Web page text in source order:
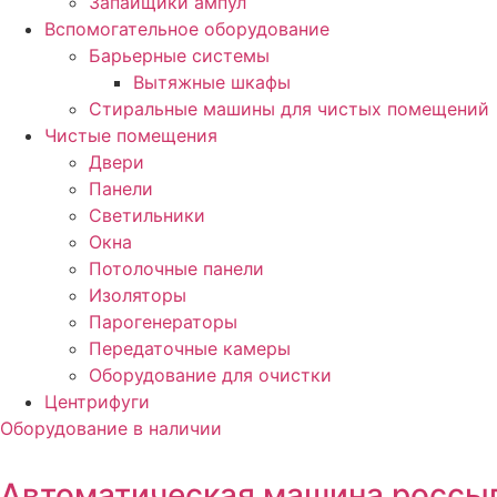
Вспомогательное оборудование
Барьерные системы
Вытяжные шкафы
Стиральные машины для чистых помещений
Чистые помещения
Двери
Панели
Светильники
Окна
Потолочные панели
Изоляторы
Парогенераторы
Передаточные камеры
Оборудование для очистки
Центрифуги
Оборудование в наличии